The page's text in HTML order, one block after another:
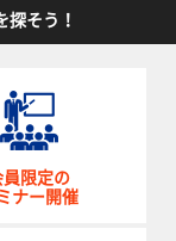
探そう！
員限定の
ナー開催